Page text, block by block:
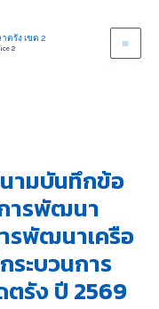
ตรัง เขต 2
2
ามบันทึกข้อ
ารพัฒนา
รพัฒนาเครือ
ระบวนการ
รัง ปี 2569